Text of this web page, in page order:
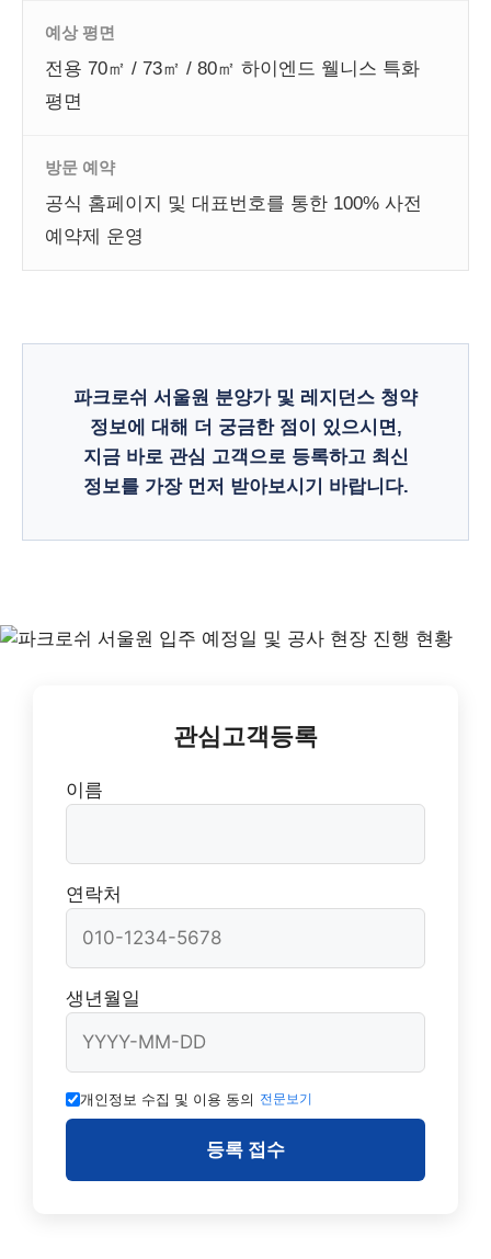
예상 평면
전용 70㎡ / 73㎡ / 80㎡ 하이엔드 웰니스 특화
평면
방문 예약
공식 홈페이지 및 대표번호를 통한 100% 사전
예약제 운영
파크로쉬 서울원 분양가및 레지던스 청약
정보에 대해 더 궁금한 점이 있으시면,
지금 바로 관심 고객으로 등록하고 최신
정보를 가장 먼저 받아보시기 바랍니다.
관심고객등록
이름
연락처
생년월일
개인정보 수집 및 이용 동의 전문보기
등록 접수